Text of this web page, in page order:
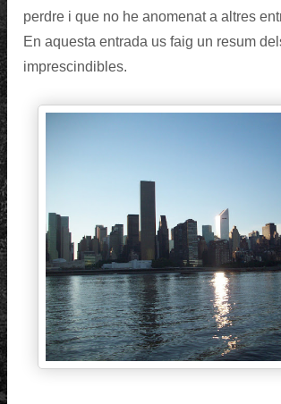
perdre i que no he anomenat a altres
En aquesta entrada us faig un resum
imprescindibles.